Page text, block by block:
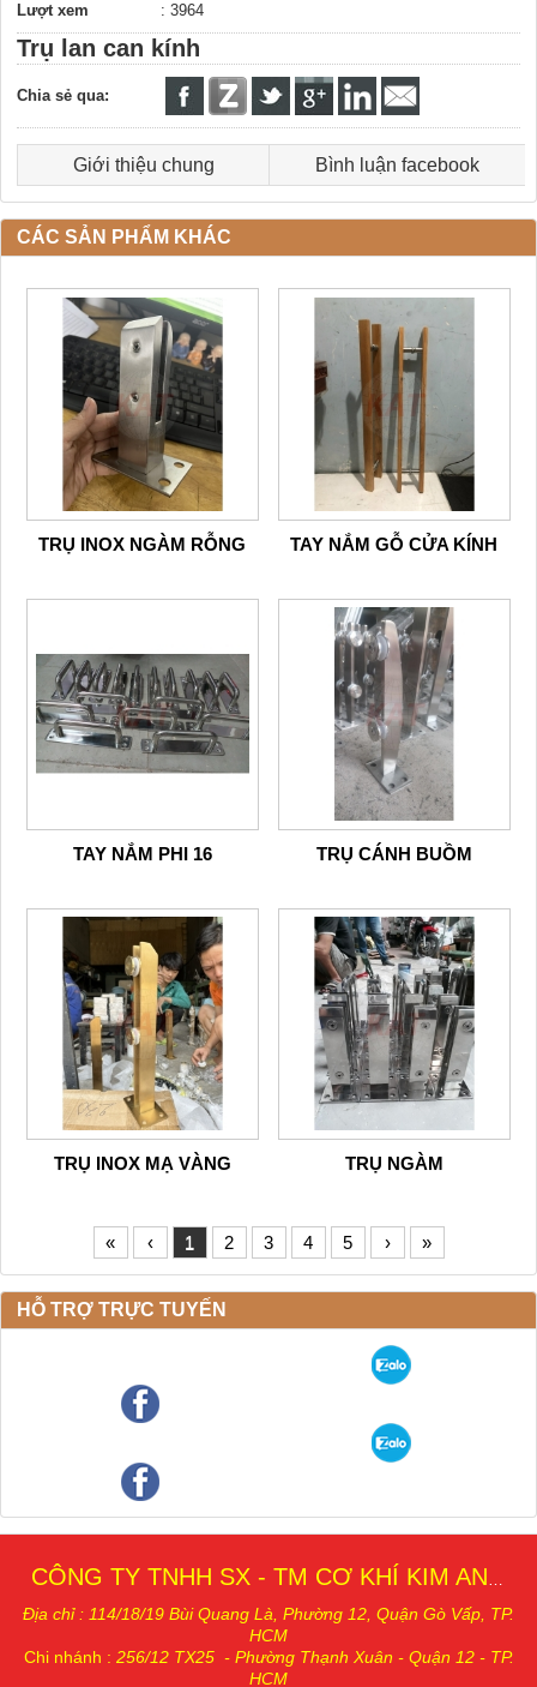
Lượt xem : 3964
Trụ lan can kính
Chia sẻ qua:
Giới thiệu chung Bình luận facebook
CÁC SẢN PHẨM KHÁC
TRỤ INOX NGÀM RỖNG TAY NẮM GỖ CỬA KÍNH
TAY NẮM PHI 16 TRỤ CÁNH BUỒM
TRỤ INOX MẠ VÀNG TRỤ NGÀM
« ‹ 1 2 3 4 5 › »
HỖ TRỢ TRỰC TUYẾN
CÔNG TY TNHH SX - TM CƠ KHÍ KIM AN THÁI
Địa chỉ : 114/18/19 Bùi Quang Là, Phường 12, Quận Gò Vấp, TP.
HCM
Chi nhánh : 256/12 TX25 - Phường Thạnh Xuân - Quận 12 - TP.
HCM